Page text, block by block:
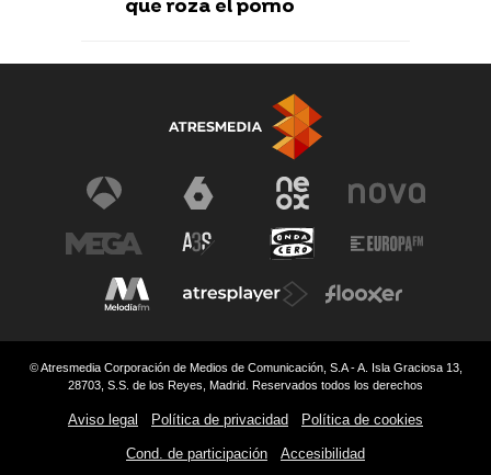
que roza el porno
© Atresmedia Corporación de Medios de Comunicación, S.A - A. Isla Graciosa 13,
28703, S.S. de los Reyes, Madrid. Reservados todos los derechos
Aviso legal Política de privacidad Política de cookies
Cond. de participación Accesibilidad